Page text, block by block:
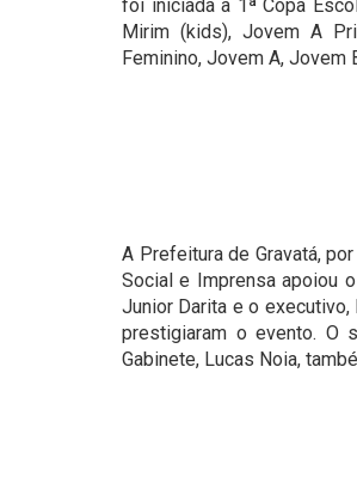
foi iniciada a 1ª Copa
Mirim (kids), Jovem A
Feminino, Jovem A, Jovem
A Prefeitura de Gravatá,
Social e Imprensa apoiou
Junior Darita e o
prestigiaram o evento. O
Gabinete, Lucas Noia,